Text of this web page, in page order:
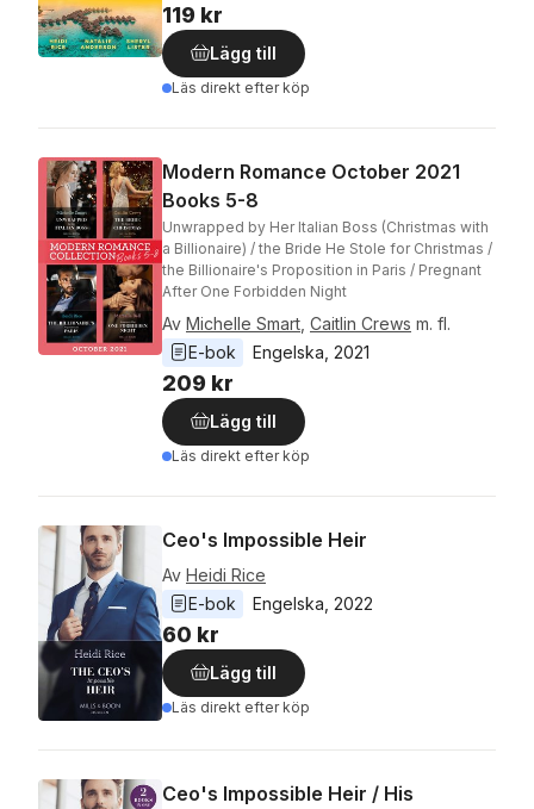
119 kr
Lägg till
Läs direkt efter köp
Modern Romance October 2021
Books 5-8
Unwrapped by Her Italian Boss (Christmas with
a Billionaire) / the Bride He Stole for Christmas /
the Billionaire's Proposition in Paris / Pregnant
After One Forbidden Night
Av Michelle Smart Caitlin Crews m. fl.
E-bok
Engelska 2021
209 kr
Lägg till
Läs direkt efter köp
Ceo's Impossible Heir
Av Heidi Rice
E-bok
Engelska 2022
60 kr
Lägg till
Läs direkt efter köp
Ceo's Impossible Heir / His